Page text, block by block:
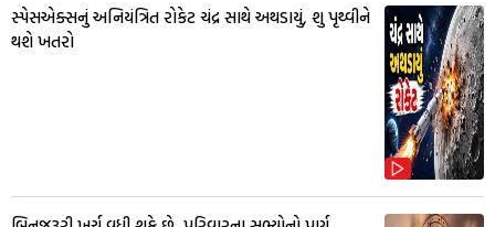
સ્પેસએક્સનું અનિયંત્રિત રોકેટ ચંદ્ર સાથે અથડાયું, શુ પૃથ્વીને
થશે ખતરો